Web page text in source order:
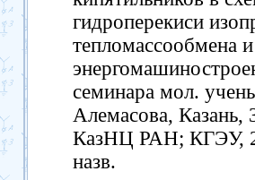
гидроперекиси
тепломассообмена
семинара мол.
Алемасова,
КазНЦ РАН; КГЭУ,
назв.